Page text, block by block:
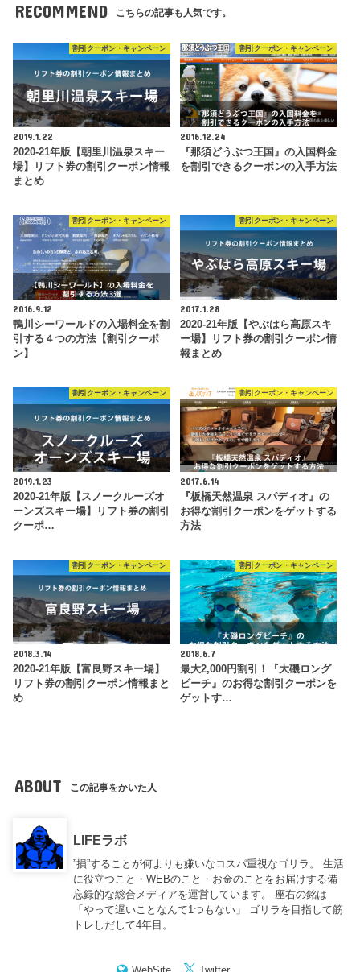
RECOMMEND こちらの記事も人気です。
割引クーポン・キャンペーン
2019.1.22
2020-21年版【朝里川温泉スキー
場】リフト券の割引クーポン情報
まとめ
割引クーポン・キャンペーン
2016.12.24
『那須どうぶつ王国』の入国料金
を割引できるクーポンの入手方法
割引クーポン・キャンペーン
2016.9.12
鴨川シーワールドの入場料金を割
引する４つの方法【割引クーポ
ン】
割引クーポン・キャンペーン
2017.1.28
2020-21年版【やぶはら高原スキ
ー場】リフト券の割引クーポン情
報まとめ
割引クーポン・キャンペーン
2019.1.23
2020-21年版【スノークルーズオ
ーンズスキー場】リフト券の割引
クーポ…
割引クーポン・キャンペーン
2017.6.14
『板橋天然温泉 スパディオ』の
お得な割引クーポンをゲットする
方法
割引クーポン・キャンペーン
2018.3.14
2020-21年版【富良野スキー場】
リフト券の割引クーポン情報まと
め
割引クーポン・キャンペーン
2018.6.7
最大2,000円割引！『大磯ロング
ビーチ』のお得な割引クーポンを
ゲットす…
ABOUT この記事をかいた人
LIFEラボ
”損”することが何よりも嫌いなコスパ重視なゴリラ。 生活
に役立つこと・WEBのこと・お金のことをお届けする備
忘録的な総合メディアを運営しています。 座右の銘は
「やって遅いことなんて1つもない」 ゴリラを目指して筋
トレしだして4年目。